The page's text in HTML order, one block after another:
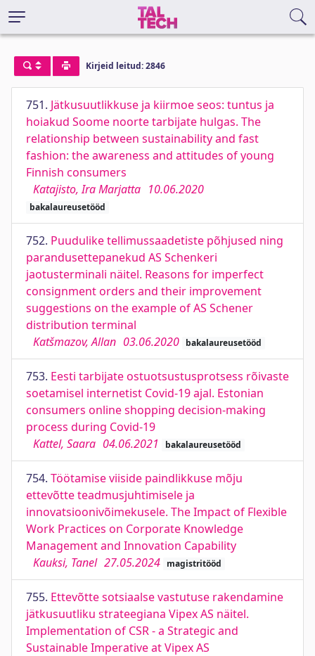
Kirjeid leitud: 2846
751. Jätkusuutlikkuse ja kiirmoe seos: tuntus ja
hoiakud Soome noorte tarbijate hulgas. The
relationship between sustainability and fast
fashion: the awareness and attitudes of young
Finnish consumers
Katajisto, Ira Marjatta 10.06.2020
bakalaureusetööd
752. Puudulike tellimussaadetiste põhjused ning
parandusettepanekud AS Schenkeri
jaotusterminali näitel. Reasons for imperfect
consignment orders and their improvement
suggestions on the example of AS Schener
distribution terminal
Katšmazov, Allan 03.06.2020 bakalaureusetööd
753. Eesti tarbijate ostuotsustusprotsess rõivaste
soetamisel internetist Covid-19 ajal. Estonian
consumers online shopping decision-making
process during Covid-19
Kattel, Saara 04.06.2021 bakalaureusetööd
754. Töötamise viiside paindlikkuse mõju
ettevõtte teadmusjuhtimisele ja
innovatsioonivõimekusele. The Impact of Flexible
Work Practices on Corporate Knowledge
Management and Innovation Capability
Kauksi, Tanel 27.05.2024 magistritööd
755. Ettevõtte sotsiaalse vastutuse rakendamine
jätkusuutliku strateegiana Vipex AS näitel.
Implementation of CSR - a Strategic and
Sustainable Imperative at Vipex AS